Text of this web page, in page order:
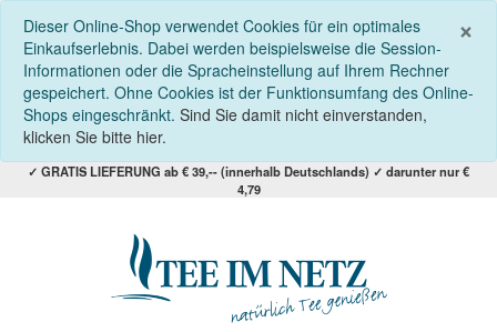
×
Dieser Online-Shop verwendet Cookies für ein optimales
Einkaufserlebnis. Dabei werden beispielsweise die Session-
Informationen oder die Spracheinstellung auf Ihrem Rechner
gespeichert. Ohne Cookies ist der Funktionsumfang des Online-
Shops eingeschränkt. Sind Sie damit nicht einverstanden,
klicken Sie bitte hier.
✓ GRATIS LIEFERUNG ab € 39,-- (innerhalb Deutschlands) ✓ darunter nur €
4,79